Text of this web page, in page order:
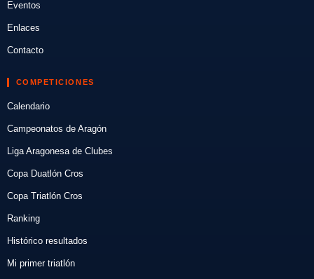
Eventos
Enlaces
Contacto
COMPETICIONES
Calendario
Campeonatos de Aragón
Liga Aragonesa de Clubes
Copa Duatlón Cros
Copa Triatlón Cros
Ranking
Histórico resultados
Mi primer triatlón